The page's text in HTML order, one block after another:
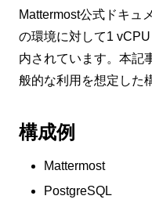
Mattermost公式ドキュ
の環境に対して1
内されています。本記
般的な利用を想定した
構成例
Mattermost
PostgreSQL